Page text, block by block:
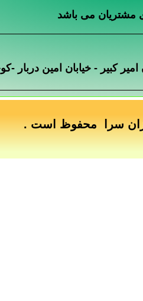
مشتریان می باشد
امیر کبیر - خیابان امین
سرا محفوظ است .